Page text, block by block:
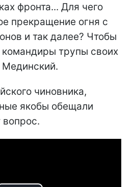
фронта... Для чего
прекращение огня с
и так далее? Чтобы
командиры трупы своих
Мединский.
чиновника,
якобы обещали
вопрос.